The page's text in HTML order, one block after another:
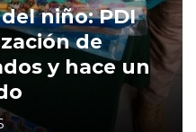
niño: PDI
de
y hace un